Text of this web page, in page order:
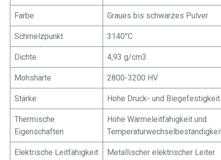
Farbe Graues bis schwarzes Pulver
Schmelzpunkt 3140°C
Dichte 4,93 g/cm3
Mohshärte 2800-3200 HV
Stärke Hohe Druck- und Biegefestigkeit
Thermische
Eigenschaften
Hohe Wärmeleitfähigkeit und
Elektrische Leitfähigkeit Metallischer elektrischer Leiter